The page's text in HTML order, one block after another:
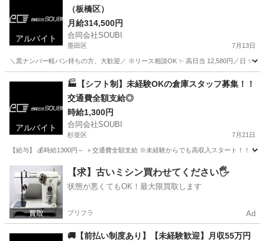
アルバイト
（板橋区）
月給314,500円
合同会社SOUBI
墨田区 7月13日
＼黒ナンバー軽バン持ちの方、大歓迎／ ※リース相談OK ✨ 高日当 12,580円／
配送
アルバイト
🏭【シフト制】未経験OKの倉庫スタッフ募集！！
交通費全額支給◎
時給1,300円
合同会社SOUBI
杉並区 7月21日
【給与】 💰時給1300円～ ＋交通費全額支給 ※未経験からでも高収入スタート！
東京 杉並区 倉庫 スタッフ
【求】古いミシン買わせてください🖐️
状態が悪くてもOK！最大限買取します
プリフラ Ad
🚚【前払い制度あり】【未経験歓迎】月収55万円